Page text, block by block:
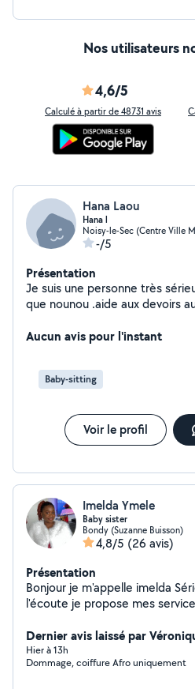
Nos utilisateurs
4,6/5
Calculé à partir de 48731 avis
Hana Laou
Hana l
Noisy-le-Sec (Centre Ville
-/5
Présentation
Je suis une personne très
que nounou .aide aux devoirs
Aucun avis pour l'instant
Baby-sitting
Voir le profil
Imelda Ymele
Baby sister
Bondy (Suzanne Buisson)
4,8/5 (26 avis)
Présentation
Bonjour je m'appelle imelda
l'écoute je propose mes
fille . J'ai l'habitude de travailler
m'adapter au besoins de
organisée et toujours de bonne
Dernier avis laissé par
Hier à 13h
Dommage, coiffure Afro uniquement